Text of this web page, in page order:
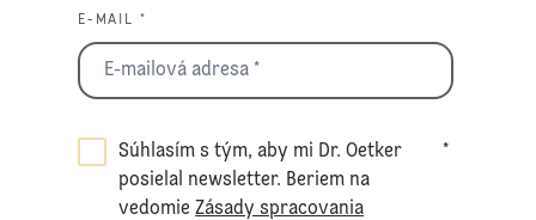
E-MAIL *
Súhlasím s tým, aby mi Dr. Oetker
posielal newsletter. Beriem na
vedomieZásady spracovania
*